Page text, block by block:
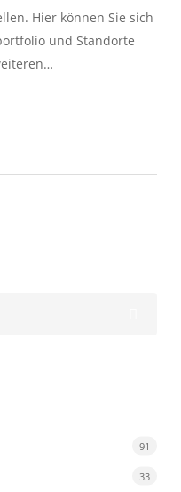
Hier können Sie sich
und Standorte
91
33